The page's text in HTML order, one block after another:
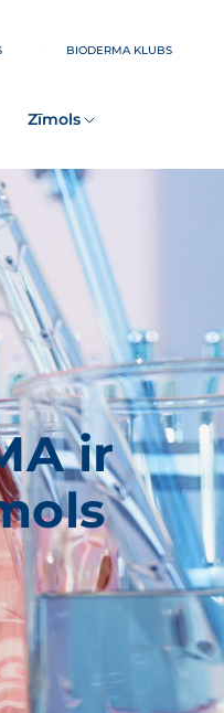
BIODERMA KLUBS
Zīmols
ir